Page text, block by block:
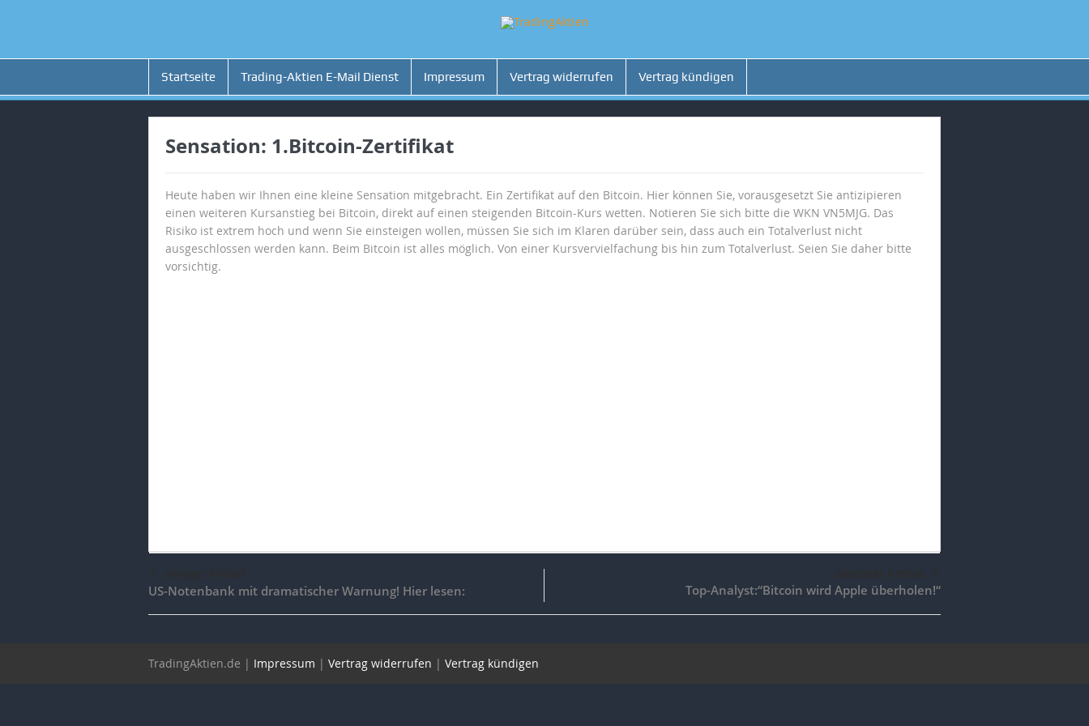
Startseite Trading-Aktien E-Mail Dienst Impressum Vertrag widerrufen Vertrag kündigen
Sensation: 1.Bitcoin-Zertifikat
Heute haben wir Ihnen eine kleine Sensation mitgebracht. Ein Zertifikat auf den Bitcoin. Hier können Sie, vorausgesetzt Sie antizipieren
einen weiteren Kursanstieg bei Bitcoin, direkt auf einen steigenden Bitcoin-Kurs wetten. Notieren Sie sich bitte die WKN VN5MJG. Das
Risiko ist extrem hoch und wenn Sie einsteigen wollen, müssen Sie sich im Klaren darüber sein, dass auch ein Totalverlust nicht
ausgeschlossen werden kann. Beim Bitcoin ist alles möglich. Von einer Kursvervielfachung bis hin zum Totalverlust. Seien Sie daher bitte
vorsichtig.
US-Notenbank mit dramatischer Warnung! Hier lesen: Top-Analyst:“Bitcoin wird Apple überholen!“
TradingAktien.de | Impressum | Vertrag widerrufen | Vertrag kündigen